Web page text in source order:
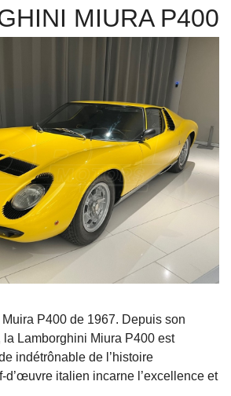
MIURA P400
P400 de 1967. Depuis son
la Lamborghini Miura P400 est
indétrônable de l’histoire
d’œuvre italien incarne l’excellence et